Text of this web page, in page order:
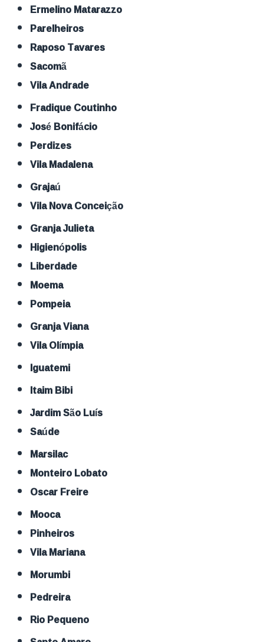
Ermelino Matarazzo
Parelheiros
Raposo Tavares
Sacomã
Vila Andrade
Fradique Coutinho
José Bonifácio
Perdizes
Vila Madalena
Grajaú
Vila Nova Conceição
Granja Julieta
Higienópolis
Liberdade
Moema
Pompeia
Granja Viana
Vila Olímpia
Iguatemi
Itaim Bibi
Jardim São Luís
Saúde
Marsilac
Monteiro Lobato
Oscar Freire
Mooca
Pinheiros
Vila Mariana
Morumbi
Pedreira
Rio Pequeno